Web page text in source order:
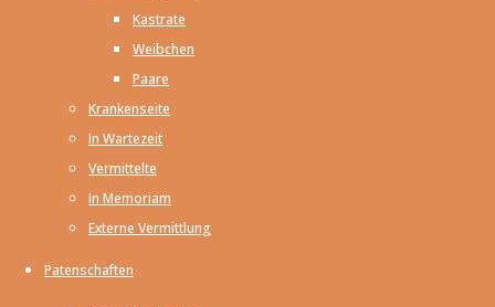
Kastrate
Weibchen
Paare
Krankenseite
In Wartezeit
Vermittelte
In Memoriam
Externe Vermittlung
Patenschaften